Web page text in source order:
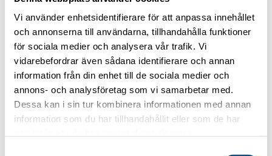
Vi använder enhetsidentifierare för att anpassa innehållet
och annonserna till användarna, tillhandahålla funktioner
för sociala medier och analysera vår trafik. Vi
vidarebefordrar även sådana identifierare och annan
information från din enhet till de sociala medier och
annons- och analysföretag som vi samarbetar med.
Dessa kan i sin tur kombinera informationen med annan
information som du har tillhandahållit eller som de har
Behöver du hjälp med
transport?
Om du inte har möjlighet att hämta trucken själv
kan vi ordna leverans direkt till din arbetsplats.
Berätta var trucken ska användas så ser vi till att
den kommer fram i tid.